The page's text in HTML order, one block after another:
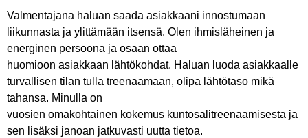
Valmentajana haluan saada asiakkaani innostumaan
liikunnasta ja ylittämään itsensä. Olen ihmisläheinen ja
energinen persoona ja osaan ottaa
huomioon asiakkaan lähtökohdat. Haluan luoda asiakkaalle
turvallisen tilan tulla treenaamaan, olipa lähtötaso mikä
tahansa. Minulla on
vuosien omakohtainen kokemus kuntosalitreenaamisesta ja
sen lisäksi janoan jatkuvasti uutta tietoa.